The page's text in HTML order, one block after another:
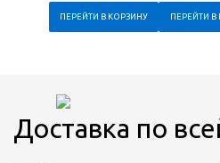
ПЕРЕЙТИ В КОРЗИНУ ПЕРЕЙТИ В
Доставка по